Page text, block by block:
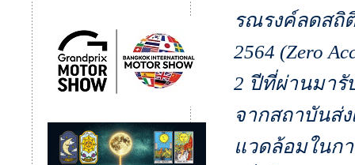
รณรงค์ลดสถิ
2564 (Zero
2 ปีที่ผ่านมารั
จากสถาบันส่
แวดล้อมในก